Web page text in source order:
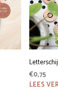
€0,75
LEES